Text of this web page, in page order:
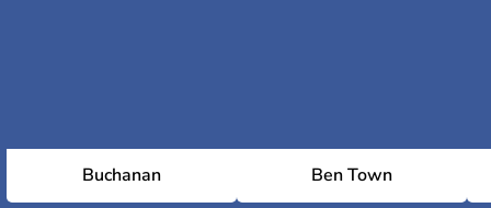
Buchanan Ben Town